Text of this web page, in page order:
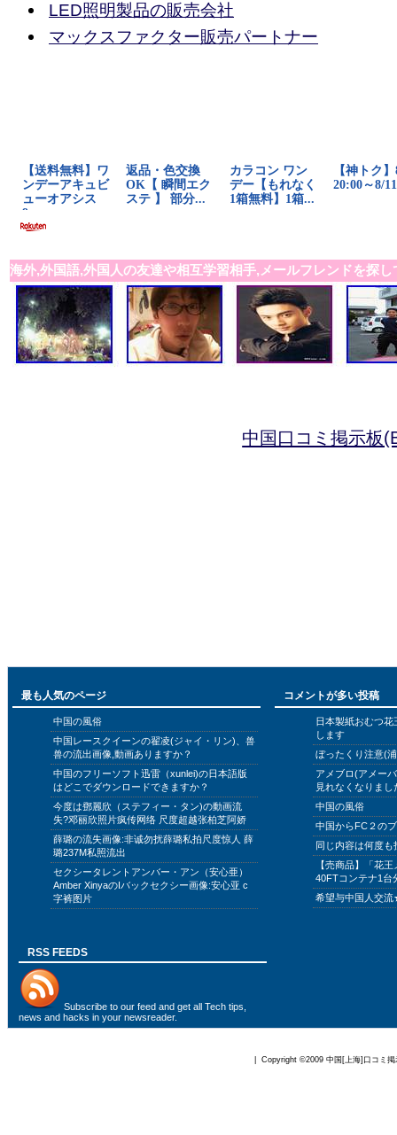
LED照明製品の販売会社
マックスファクター販売パートナー
海外,外国語,外国人の友達や相互学習相手,メールフレンドを探し
中国口コミ掲示板
最も人気のページ
中国の風俗
中国レースクイーンの翟凌(ジャイ・リン)、兽
兽の流出画像,動画ありますか？
中国のフリーソフト迅雷（xunlei)の日本語版
はどこでダウンロードできますか？
今度は鄧麗欣（ステフィー・タン)の動画流
失?邓丽欣照片疯传网络 尺度超越张柏芝阿娇
薛璐の流失画像:非诚勿扰薛璐私拍尺度惊人 薛
璐237M私照流出
セクシータレントアンバー・アン（安心亜）
Amber XinyaのIバックセクシー画像:安心亚 c
字裤图片
コメントが多い投稿
日本製紙おむつ
します
ぼったくり注意(
アメブロ(アメー
見れなくなりまし
中国の風俗
中国からFC２の
同じ内容は何度
【売商品】「花
40FTコンテナ1台
希望与中国人交
RSS FEEDS
Subscribe to our feed and get all Tech tips,
news and hacks in your newsreader.
| Copyright ©2009 中国[上海]口コミ掲